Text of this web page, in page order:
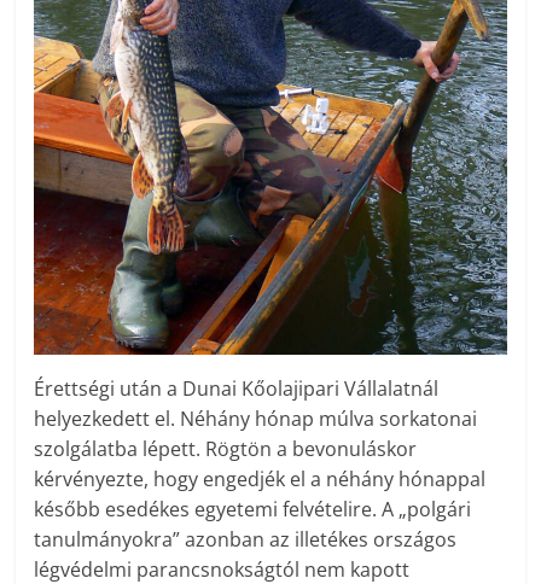
Érettségi után a Dunai Kőolajipari Vállalatnál
helyezkedett el. Néhány hónap múlva sorkatonai
szolgálatba lépett. Rögtön a bevonuláskor
kérvényezte, hogy engedjék el a néhány hónappal
később esedékes egyetemi felvételire. A „polgári
tanulmányokra” azonban az illetékes országos
légvédelmi parancsnokságtól nem kapott